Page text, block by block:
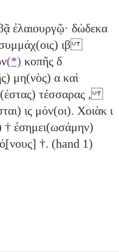
ἐλαιουργῷ· δώδεκα
ιβ
(*) κοπῆς δ
μη(νὸς) α καὶ
τέσσαρας ,
ιϛ μόν(οι). Χοιὰκ ι
† ἐσημει(ωσάμην)
†. (hand 1)